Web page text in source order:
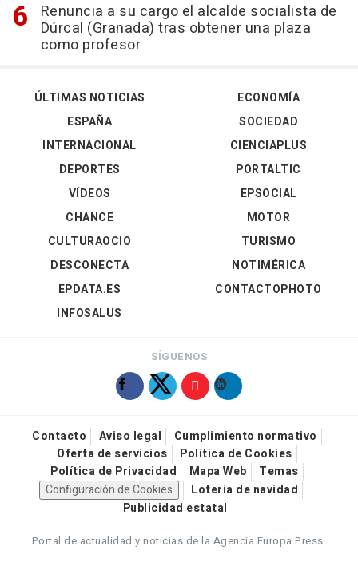
Renuncia a su cargo el alcalde socialista de
Dúrcal (Granada) tras obtener una plaza
como profesor
ÚLTIMAS NOTICIAS
ESPAÑA
INTERNACIONAL
DEPORTES
VÍDEOS
ECONOMÍA
SOCIEDAD
CIENCIAPLUS
PORTALTIC
EPSOCIAL
CHANCE
CULTURAOCIO
DESCONECTA
EPDATA.ES
INFOSALUS
MOTOR
TURISMO
NOTIMÉRICA
CONTACTOPHOTO
SÍGUENOS
Contacto Aviso legal
Cumplimiento normativo
Oferta de servicios
Política de Cookies
Política de Privacidad
Mapa Web
Temas
Configuración de Cookies
Loteria de navidad
Publicidad estatal
Portal de actualidad y noticias de la Agencia Europa Press.